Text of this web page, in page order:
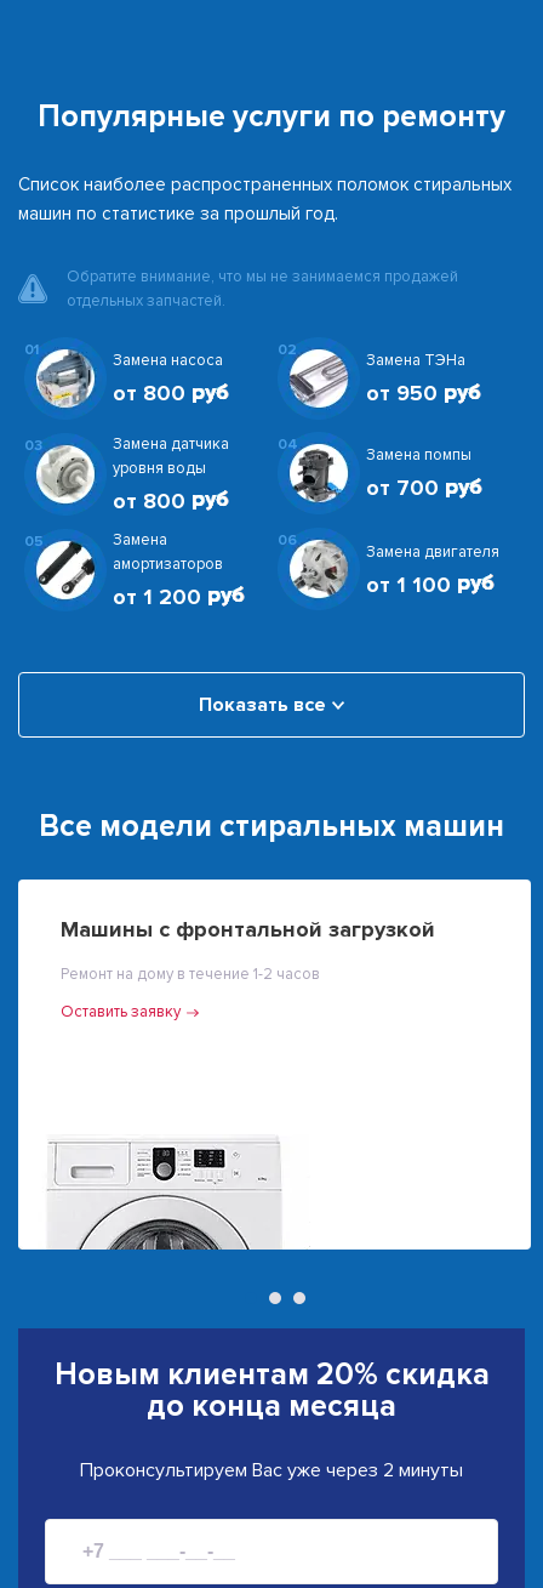
Популярные услуги по ремонту
Список наиболее распространенных поломок стиральных
машин по статистике за прошлый год.
Обратите внимание, что мы не занимаемся продажей
отдельных запчастей.
01
Замена насоса
от 800
02
Замена ТЭНа
от 950
03
Замена датчика
уровня воды
от 800
04
Замена помпы
от 700
05
Замена
амортизаторов
от 1 200
06
Замена двигателя
от 1 100
Показать все
Все модели стиральных машин
Машины с фронтальной загрузкой
Ремонт на дому в течение 1-2 часов
Оставить заявку
Новым клиентам 20% скидка
до конца месяца
Проконсультируем Вас уже через 2 минуты